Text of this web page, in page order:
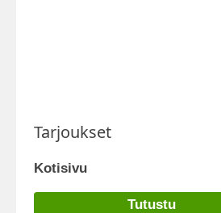
Tarjoukset
Kotisivu
Tutustu